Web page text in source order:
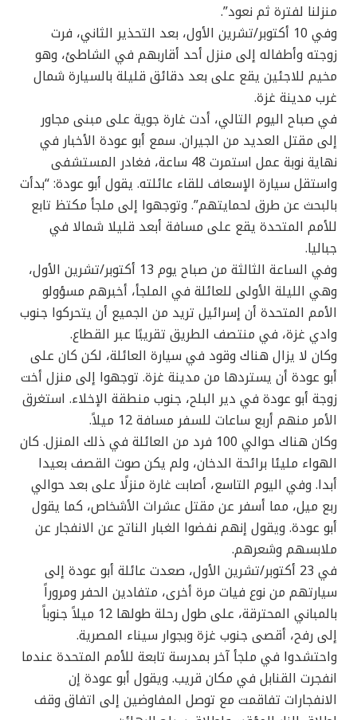
منزلنا لفترة ثم نعود”.
وفي 10 أكتوبر/تشرين الأول، بعد التحذير الثاني، فرت
زوجته وأطفاله إلى منزل أحد أقاربهم في الشاطئ، وهو
مخيم للاجئين يقع على بعد دقائق قليلة بالسيارة شمال
غرب مدينة غزة.
في صباح اليوم التالي، أدت غارة جوية على مبنى مجاور
إلى مقتل العديد من الجيران. سمع أبو عودة الأخبار في
نهاية نوبة عمل استمرت 48 ساعة، فغادر المستشفى
واستقل سيارة الإسعاف للقاء عائلته. يقول أبو عودة: “بدأت
بالبحث عن طرق لحمايتهم”. وتوجهوا إلى ملجأ مكتظ تابع
للأمم المتحدة يقع على مسافة أبعد قليلا شمالا في
جباليا.
وفي الساعة الثالثة من صباح يوم 13 أكتوبر/تشرين الأول،
وهي الليلة الأولى للعائلة في الملجأ، أخبرهم مسؤولو
الأمم المتحدة أن إسرائيل تريد من الجميع أن يتحركوا جنوب
وادي غزة، في منتصف الطريق تقريبًا عبر القطاع.
وكان لا يزال هناك وقود في سيارة العائلة، لكن كان على
أبو عودة أن يستردها من مدينة غزة. توجهوا إلى منزل أخت
زوجة أبو عودة في دير البلح، جنوب منطقة الإخلاء. استغرق
الأمر منهم أربع ساعات للسفر مسافة 12 ميلاً.
وكان هناك حوالي 100 فرد من العائلة في ذلك المنزل. كان
الهواء مليئا برائحة الدخان، ولم يكن صوت القصف بعيدا
أبدا. وفي اليوم التاسع، أصابت غارة منزلًا على بعد حوالي
ربع ميل، مما أسفر عن مقتل عشرات الأشخاص، كما يقول
أبو عودة. ويقول إنهم نفضوا الغبار الناتج عن الانفجار عن
ملابسهم وشعرهم.
في 23 أكتوبر/تشرين الأول، صعدت عائلة أبو عودة إلى
سيارتهم من نوع فيات مرة أخرى، متفادين الحفر ومروراً
بالمباني المحترقة، على طول رحلة طولها 12 ميلاً جنوباً
إلى رفح، أقصى جنوب غزة وبجوار سيناء المصرية.
واحتشدوا في ملجأ آخر بمدرسة تابعة للأمم المتحدة عندما
انفجرت القنابل في مكان قريب. ويقول أبو عودة إن
الانفجارات تفاقمت مع توصل المفاوضين إلى اتفاق وقف